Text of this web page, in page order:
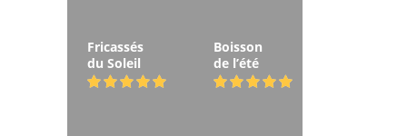
Fricassés
du Soleil
Boisson
de l’été